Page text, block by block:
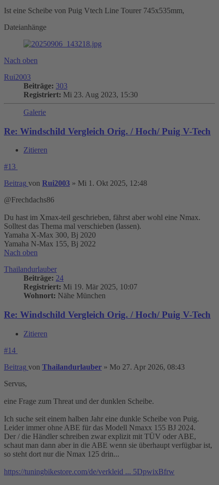
Ist eine Scheibe von Puig Vtech Line Tourer 745x535mm,
Dateianhänge
Nach oben
Rui2003
Beiträge: 303
Registriert: Mi 23. Aug 2023, 15:30
Galerie
Re: Windschild Vergleich Orig. / Hoch/ Puig V-Tech
Zitieren
#13
Beitrag von Rui2003 » Mi 1. Okt 2025, 12:48
@Frechdachs86
Du hast im Xmax-teil geschrieben, fährst aber wohl eine Nmax.
Solltest das Thema mal verschieben (lassen).
Yamaha X-Max 300, Bj 2020
Yamaha N-Max 155, Bj 2022
Nach oben
Thailandurlauber
Beiträge: 24
Registriert: Mi 19. Mär 2025, 10:07
Wohnort: Nähe München
Re: Windschild Vergleich Orig. / Hoch/ Puig V-Tech
Zitieren
#14
Beitrag von Thailandurlauber » Mo 27. Apr 2026, 08:43
Servus,
eine Frage zum Threat und der dunklen Scheibe.
Ich suche seit einem halben Jahr eine dunkle Scheibe von Puig.
Leider immer ohne ABE für das Modell Nmaxx 155 BJ 2024.
Der / die Händler schreiben zwar explizit mit TÜV oder ABE,
schaut man dann aber in die ABE wenn sie überhaupt verfügbar ist,
so steht dort nur die Nmax 125 drin...
https://tuningbikestore.com/de/verkleid ... 5DpwixBfrw